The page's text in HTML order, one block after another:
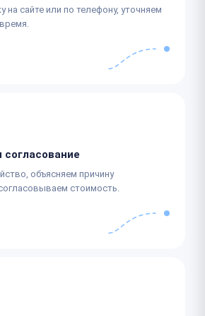
на сайте или по телефону, уточняем
согласование
объясняем причину
стоимость.